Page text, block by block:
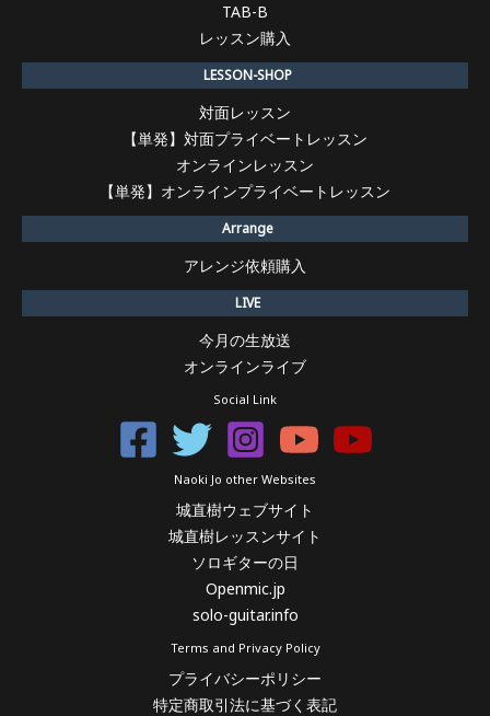
TAB-B
レッスン購入
LESSON-SHOP
対面レッスン
【単発】対面プライベートレッスン
オンラインレッスン
【単発】オンラインプライベートレッスン
Arrange
アレンジ依頼購入
LIVE
今月の生放送
オンラインライブ
Social Link
Naoki Jo other Websites
城直樹ウェブサイト
城直樹レッスンサイト
ソロギターの日
Openmic.jp
solo-guitar.info
Terms and Privacy Policy
プライバシーポリシー
特定商取引法に基づく表記